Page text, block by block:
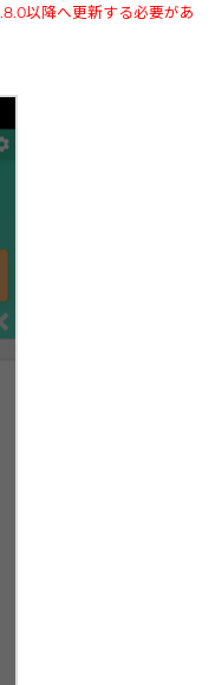
以降へ更新する必要があ